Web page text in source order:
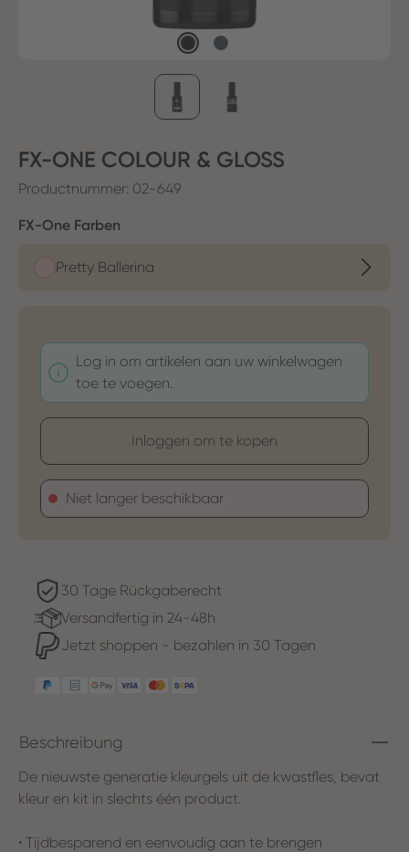
FX-ONE COLOUR & GLOSS
Productnummer: 02-649
Selecteer
FX-One Farben
Pretty Ballerina
Log in om artikelen aan uw winkelwagen
toe te voegen.
Inloggen om te kopen
Niet langer beschikbaar
30 Tage Rückgaberecht
Versandfertig in 24-48h
Jetzt shoppen - bezahlen in 30 Tagen
Beschreibung
De nieuwste generatie kleurgels uit de kwastfles, bevat
kleur en kit in slechts één product.
• Tijdbesparend en eenvoudig aan te brengen